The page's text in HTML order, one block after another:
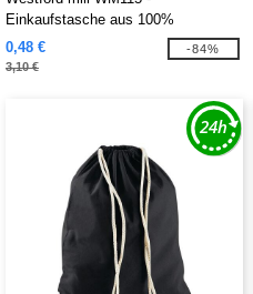
Einkaufstasche aus 100%
Baumwolle
0,48 €
3,10 €
-84%